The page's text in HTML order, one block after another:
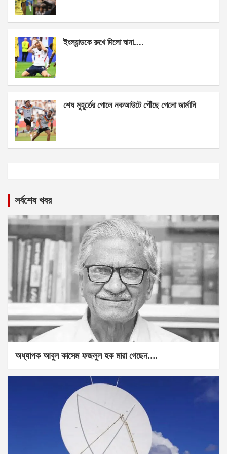
ইংল্যান্ডকে রুখে দিলো ঘানা….
শেষ মুহূর্তের গোলে নকআউটে পৌঁছে গেলো জার্মানি
সর্বশেষ খবর
অধ্যাপক আবুল কাসেম ফজলুল হক মারা গেছেন….